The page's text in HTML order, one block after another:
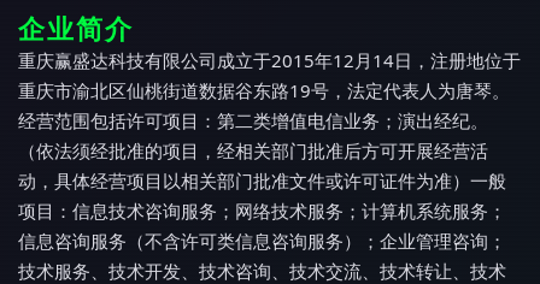
企业简介
重庆赢盛达科技有限公司成立于2015年12月14日，注册地位于
重庆市渝北区仙桃街道数据谷东路19号，法定代表人为唐琴。
经营范围包括许可项目：第二类增值电信业务；演出经纪。
（依法须经批准的项目，经相关部门批准后方可开展经营活
动，具体经营项目以相关部门批准文件或许可证件为准）一般
项目：信息技术咨询服务；网络技术服务；计算机系统服务；
信息咨询服务（不含许可类信息咨询服务）；企业管理咨询；
技术服务、技术开发、技术咨询、技术交流、技术转让、技术